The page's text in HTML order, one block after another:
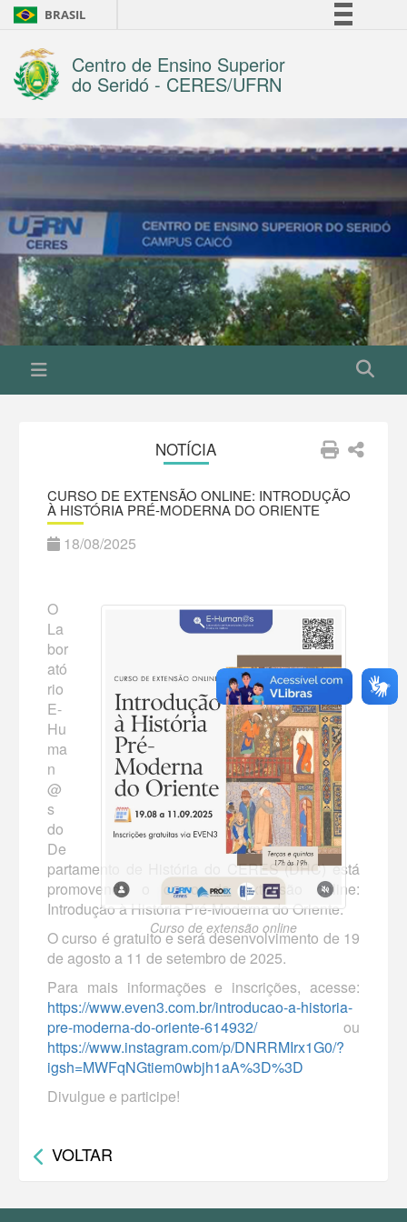
BRASIL
Comunica BR
Legislação
Centro de Ensino Superior
do Seridó - CERES/UFRN
NOTÍCIA
CURSO DE EXTENSÃO ONLINE: INTRODUÇÃO
À HISTÓRIA PRÉ-MODERNA DO ORIENTE
18/08/2025
Curso de extensão online
O
La
bor
ató
rio
E-
Hu
ma
n
@
s
do
De
partamento de História do CERES (DHC) está
promovendo o curso de extensão online:
Introdução à História Pré-Moderna do Oriente.
O curso é gratuito e será desenvolvimento de 19
de agosto a 11 de setembro de 2025.
Para mais informações e inscrições, acesse:
https://www.even3.com.br/introducao-a-historia-
pre-moderna-do-oriente-614932/ou
https://www.instagram.com/p/DNRRMIrx1G0/?
igsh=MWFqNGtiem0wbjh1aA%3D%3D
Divulgue e participe!
VOLTAR